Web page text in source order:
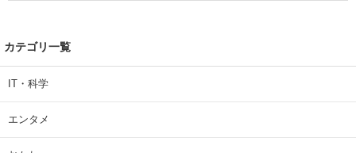
カテゴリ一覧
IT・科学
エンタメ